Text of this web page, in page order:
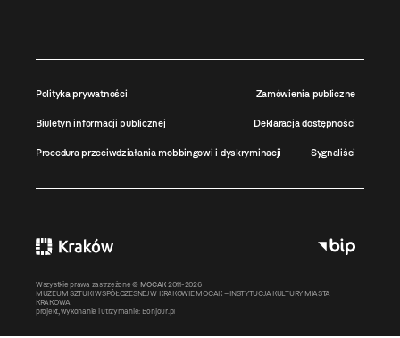
Polityka prywatności Zamówienia publiczne
Biuletyn informacji publicznej Deklaracja dostępności
Procedura przeciwdziałania mobbingowi i dyskryminacji Sygnaliści
Wszystkie prawa zastrzeżone © MOCAK 2011-2026
MUZEUM SZTUKI WSPÓŁCZESNEJ W KRAKOWIE MOCAK – INSTYTUCJA KULTURY MIASTA
KRAKOWA
projekt, wykonanie i utrzymanie: Bonjour.pl